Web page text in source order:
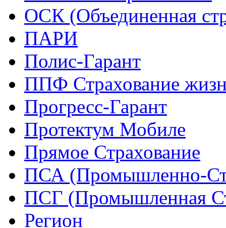
ОСК (Объединенная
ПАРИ
Полис-Гарант
ППФ Страхование
Прогресс-Гарант
Протектум Мобиле
Прямое Страхование
ПСА (Промышленно-
ПСГ (Промышленная
Регион